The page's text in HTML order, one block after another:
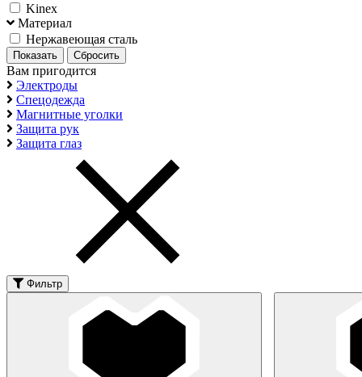
Kinex
Материал
Нержавеющая сталь
Вам пригодится
Электроды
Спецодежда
Магнитные уголки
Защита рук
Защита глаз
Фильтр